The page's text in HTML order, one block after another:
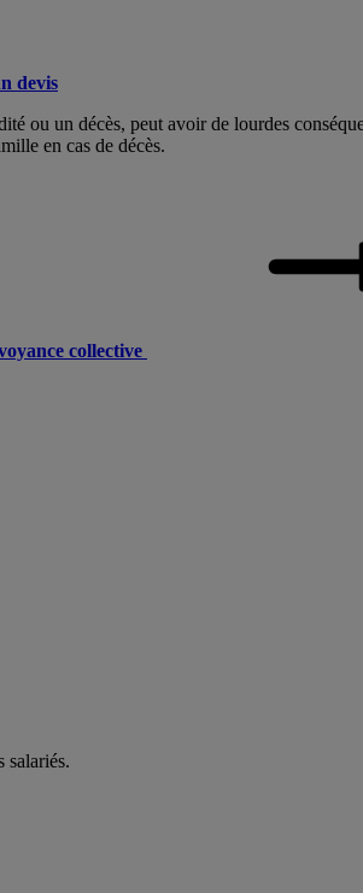
devis
ou un décès, peut avoir de lourdes
en cas de décès.
collective
salariés.